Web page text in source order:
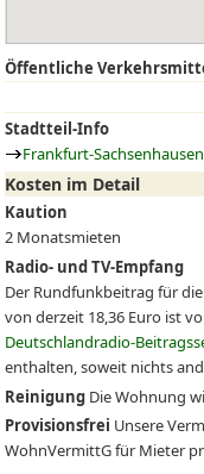
Öffentliche
Stadtteil-Info
Frankfurt-
Kosten im Detail
Kaution
2 Monatsmieten
Radio- und TV-Empfang
Der Rundfunkbeitrag für
von derzeit 18,36 Euro ist
Deutschlandradio-
enthalten, soweit nichts
Reinigung Die Wohnung
Provisionsfrei Unsere
WohnVermittG für Mieter